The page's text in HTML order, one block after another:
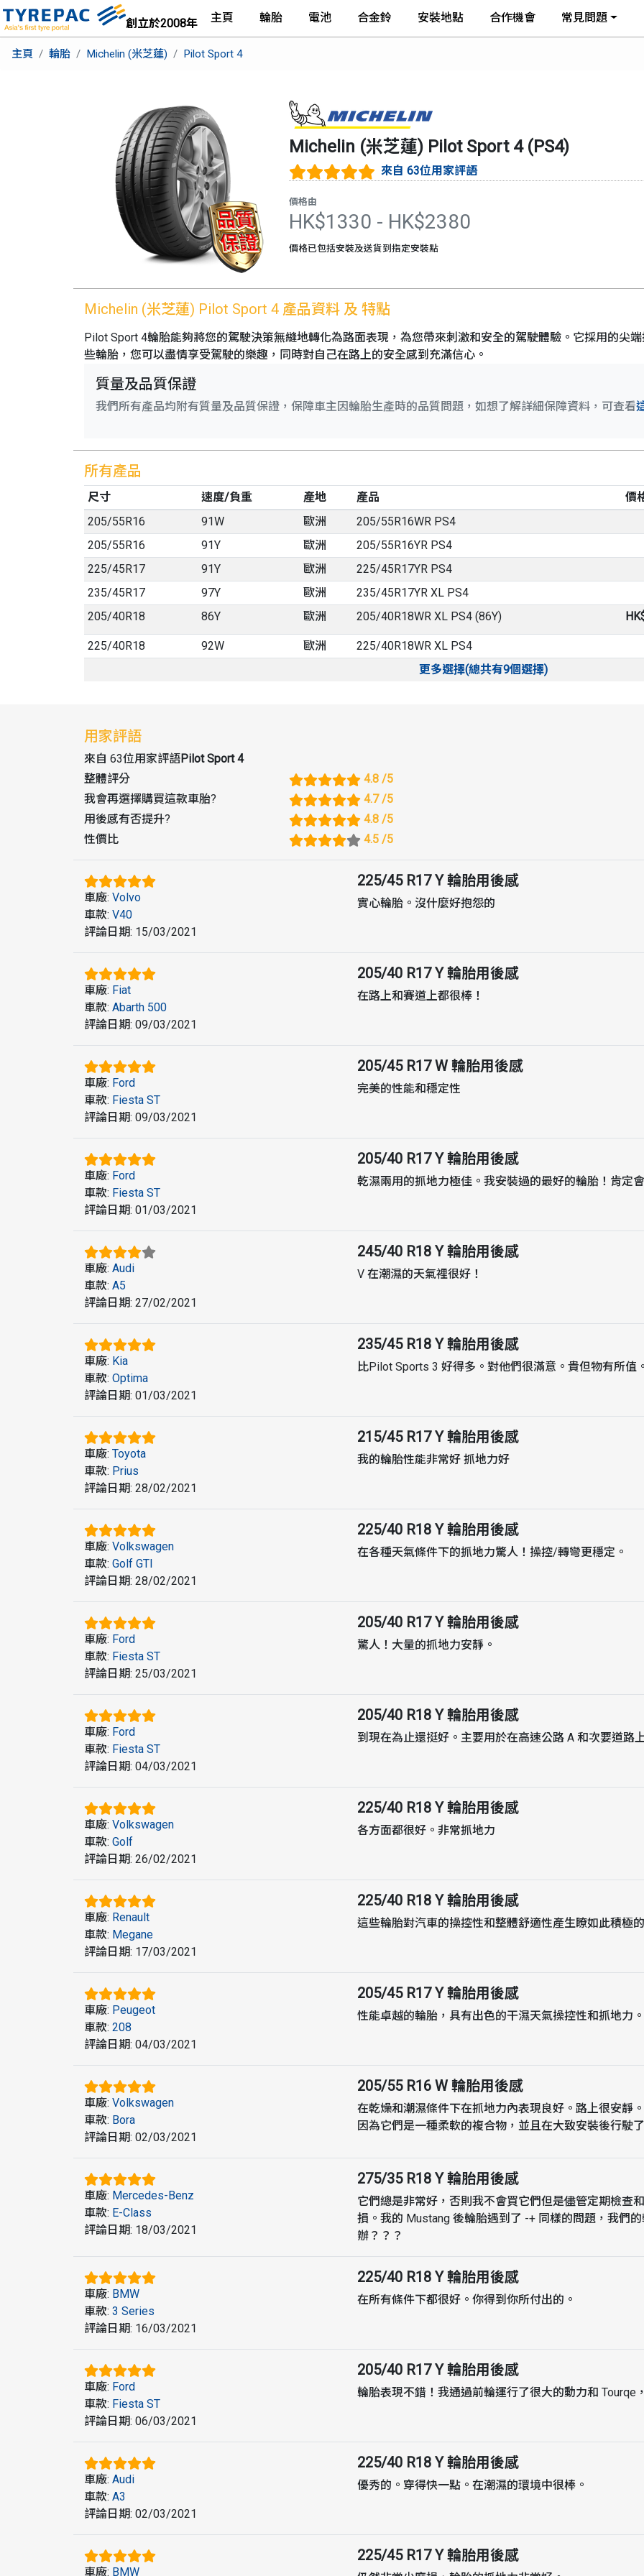
創立於2008年 主頁 輪胎 電池 合金鈴 安裝地點 合作機會 常見問題
主頁 輪胎 Michelin (米芝蓮) Pilot Sport 4
Michelin (米芝蓮) Pilot Sport 4(PS4)
來自 63位用家評語
價格由
HK$1330 - HK$2380
價格已包括安裝及送貨到指定安裝點
Michelin (米芝蓮) Pilot Sport 4 產品資料 及 特點
Pilot Sport 4輪胎能夠將您的駕駛決策無縫地轉化為路面表現，為您帶來刺激和安全的駕駛體驗。它採用的尖
些輪胎，您可以盡情享受駕駛的樂趣，同時對自己在路上的安全感到充滿信心。
質量及品質保證
我們所有產品均附有質量及品質保證，保障車主因輪胎生產時的品質問題，如想了解詳細保障資料，可查看
所有產品
尺寸 速度/負重 產地 產品
價
205/55R16 91W 歐洲
205/55R16WR PS4
205/55R16 91Y 歐洲
205/55R16YR PS4
225/45R17 91Y 歐洲
225/45R17YR PS4
235/45R17 97Y 歐洲
235/45R17YR XL PS4
205/40R18 86Y 歐洲 205/40R18WR XL PS4 (86Y)
225/40R18 92W 歐洲
225/40R18WR XL PS4
更多選擇(總共有9個選擇)
用家評語
來自 63位用家評語Pilot Sport 4
整體評分
4.8 /5
我會再選擇購買這款車胎? 4.7/5
用後感有否提升? 4.8 /5
性價比
4.5 /5
車廠: Volvo
車款: V40
評論日期: 15/03/2021
225/45 R17 Y 輪胎用後感
實心輪胎。沒什麼好抱怨的
車廠: Fiat
車款: Abarth 500
評論日期: 09/03/2021
205/40 R17 Y 輪胎用後感
在路上和賽道上都很棒！
車廠: Ford
車款: Fiesta ST
評論日期: 09/03/2021
205/45 R17 W 輪胎用後感
完美的性能和穩定性
車廠: Ford
車款: Fiesta ST
評論日期: 01/03/2021
205/40 R17 Y 輪胎用後感
乾濕兩用的抓地力極佳。我安裝過的最好的輪胎！肯定
車廠: Audi
車款: A5
評論日期: 27/02/2021
245/40 R18 Y 輪胎用後感
V 在潮濕的天氣裡很好！
車廠: Kia
車款: Optima
評論日期: 01/03/2021
235/45 R18 Y 輪胎用後感
比Pilot Sports 3 好得多。對他們很滿意。貴但物有所值
車廠: Toyota
車款: Prius
評論日期: 28/02/2021
215/45 R17 Y 輪胎用後感
我的輪胎性能非常好 抓地力好
車廠: Volkswagen
車款: Golf GTI
評論日期: 28/02/2021
225/40 R18 Y 輪胎用後感
在各種天氣條件下的抓地力驚人！操控/轉彎更穩定。
車廠: Ford
車款: Fiesta ST
評論日期: 25/03/2021
205/40 R17 Y 輪胎用後感
驚人！大量的抓地力安靜。
車廠: Ford
車款: Fiesta ST
評論日期: 04/03/2021
205/40 R18 Y 輪胎用後感
到現在為止還挺好。主要用於在高速公路 A 和次要道路
車廠: Volkswagen
車款: Golf
評論日期: 26/02/2021
225/40 R18 Y 輪胎用後感
各方面都很好。非常抓地力
車廠: Renault
車款: Megane
評論日期: 17/03/2021
225/40 R18 Y 輪胎用後感
這些輪胎對汽車的操控性和整體舒適性產生瞭如此積極
車廠: Peugeot
車款: 208
評論日期: 04/03/2021
205/45 R17 Y 輪胎用後感
性能卓越的輪胎，具有出色的干濕天氣操控性和抓地力。
車廠: Volkswagen
車款: Bora
評論日期: 02/03/2021
205/55 R16 W 輪胎用後感
在乾燥和潮濕條件下在抓地力內表現良好。路上很安靜
因為它們是一種柔軟的複合物，並且在大致安裝後行駛
車廠: Mercedes-Benz
車款: E-Class
評論日期: 18/03/2021
275/35 R18 Y 輪胎用後感
它們總是非常好，否則我不會買它們但是儘管定期檢查
損。我的 Mustang 後輪胎遇到了 -+ 同樣的問題，我們
辦？？？
車廠: BMW
車款: 3 Series
評論日期: 16/03/2021
225/40 R18 Y 輪胎用後感
在所有條件下都很好。你得到你所付出的。
車廠: Ford
車款: Fiesta ST
評論日期: 06/03/2021
205/40 R17 Y 輪胎用後感
輪胎表現不錯！我通過前輪運行了很大的動力和 Tourqe
車廠: Audi
車款: A3
評論日期: 02/03/2021
225/40 R18 Y 輪胎用後感
優秀的。穿得快一點。在潮濕的環境中很棒。
車廠: BMW
225/45 R17 Y 輪胎用後感